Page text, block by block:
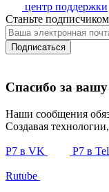
центр поддержки
Станьте
Подписаться
Спасибо за
Наши сообщения
Создавая
Р7 в VK Р7 в
Rutube